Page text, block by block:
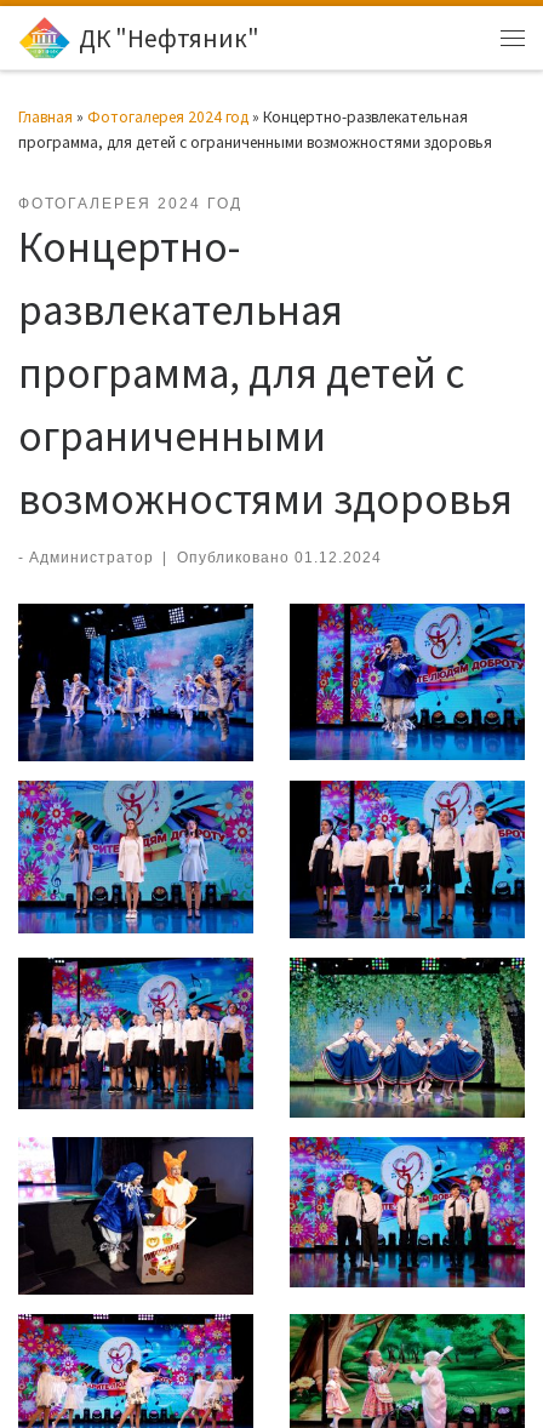
Перейти к содержимому
ДК "Нефтяник"
Главная » Фотогалерея 2024 год » Концертно-развлекательная
программа, для детей с ограниченными возможностями здоровья
ФОТОГАЛЕРЕЯ 2024 ГОД
Концертно-
развлекательная
программа, для детей с
ограниченными
возможностями здоровья
- Администратор Опубликовано 01.12.2024